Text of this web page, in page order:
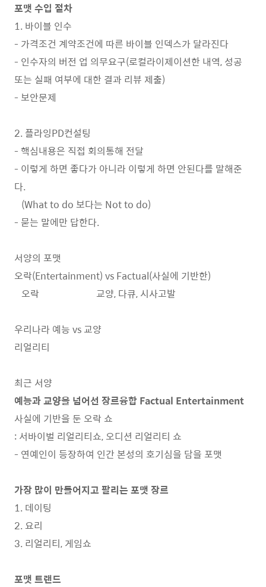
포맷 수입 절차
1. 바이블 인수
- 가격조건 계약조건에 따른 바이블 인덱스가 달라진다
- 인수자의 버전 업 의무요구(로컬라이제이션한 내역, 성공
또는 실패 여부에 대한 결과 리뷰 제출)
- 보안문제
2. 플라잉PD컨설팅
- 핵심내용은 직접 회의통해 전달
- 이렇게 하면 좋다가 아니라 이렇게 하면 안된다를 말해준
다.
(What to do 보다는 Not to do)
- 묻는 말에만 답한다.
서양의 포맷
오락(Entertainment) vs Factual(사실에 기반한)
오락 교양, 다큐, 시사고발
우리나라 예능 vs 교양
리얼리티
최근 서양
예능과 교양을 넘어선 장르융합 Factual Entertainment
사실에 기반을 둔 오락 쇼
: 서바이벌 리얼리티쇼, 오디션 리얼리티 쇼
- 연예인이 등장하여 인간 본성의 호기심을 담을 포맷
가장 많이 만들어지고 팔리는 포맷 장르
1. 데이팅
2. 요리
3. 리얼리티, 게임쇼
포맷 트랜드